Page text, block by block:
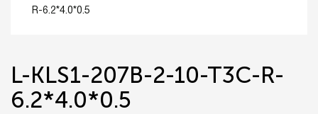
R-6.2*4.0*0.5
L-KLS1-207B-2-10-T3C-R-
6.2*4.0*0.5